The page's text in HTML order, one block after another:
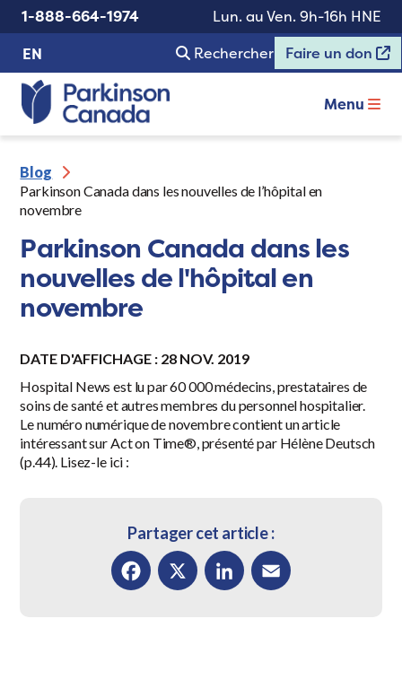
1-888-664-1974
Lun. au Ven. 9h-16h HNE
EN
Rechercher Faire un don
Menu
Blog
Parkinson Canada dans les nouvelles de l’hôpital en
novembre
Parkinson Canada dans les
nouvelles de l'hôpital en
novembre
DATE D'AFFICHAGE : 28 NOV. 2019
Hospital News est lu par 60 000 médecins, prestataires de
soins de santé et autres membres du personnel hospitalier.
Le numéro numérique de novembre contient un article
intéressant sur Act on Time®, présenté par Hélène Deutsch
(p.44). Lisez-le ici :
Partager cet article :